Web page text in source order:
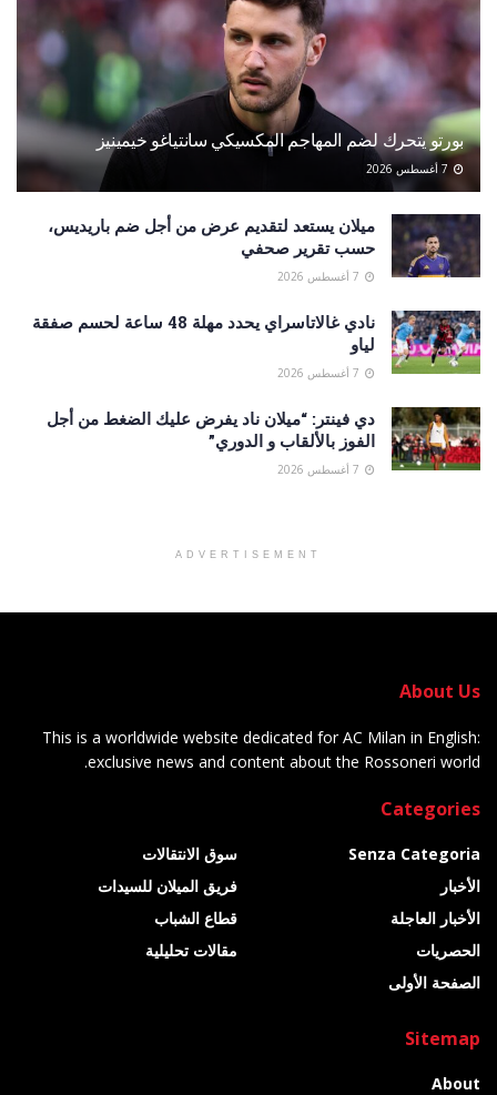
بورتو يتحرك لضم المهاجم المكسيكي سانتياغو خيمينيز
ميلان يستعد لتقديم عرض من أجل ضم باريديس،
حسب تقرير صحفي
نادي غالاتاسراي يحدد مهلة 48 ساعة لحسم صفقة
لياو
دي فينتر: “ميلان ناد يفرض عليك الضغط من أجل
الفوز بالألقاب و الدوري”
ADVERTISEMENT
About Us
This is a worldwide website dedicated for AC Milan in English:
exclusive news and content about the Rossoneri world.
Categories
Senza Categoria
الأخبار
الأخبار العاجلة
الحصريات
الصفحة الأولى
سوق الانتقالات
فريق الميلان للسيدات
قطاع الشباب
مقالات تحليلية
Sitemap
About